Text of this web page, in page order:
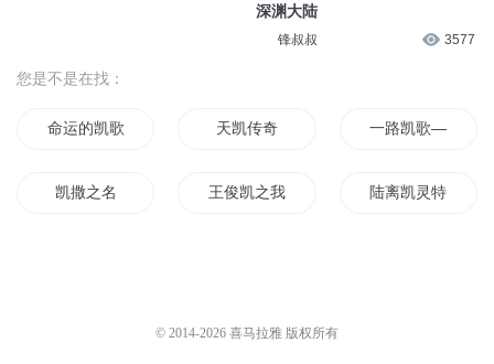
深渊大陆
锋叔叔 3577
您是不是在找：
命运的凯歌 天凯传奇 一路凯歌—仙与
凯撒之名 王俊凯之我曾爱过你 陆离凯灵特之矢
© 2014-2026 喜马拉雅 版权所有